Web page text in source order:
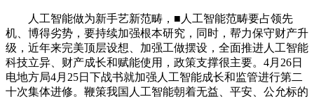
人工智能做为新手艺新范畴，■人工智能范畴要占领先
机、博得劣势，要持续加强根本研究，同时，帮力保守财产升
级，近年来完美顶层设想、加强工做摆设，全面推进人工智能
科技立异、财产成长和赋能使用，政策支撑很主要。4月26日
电地方局4月25日下战书就加强人工智能成长和监管进行第二
十次集体进修。鞭策我国人工智能朝着无益、平安、公允标的